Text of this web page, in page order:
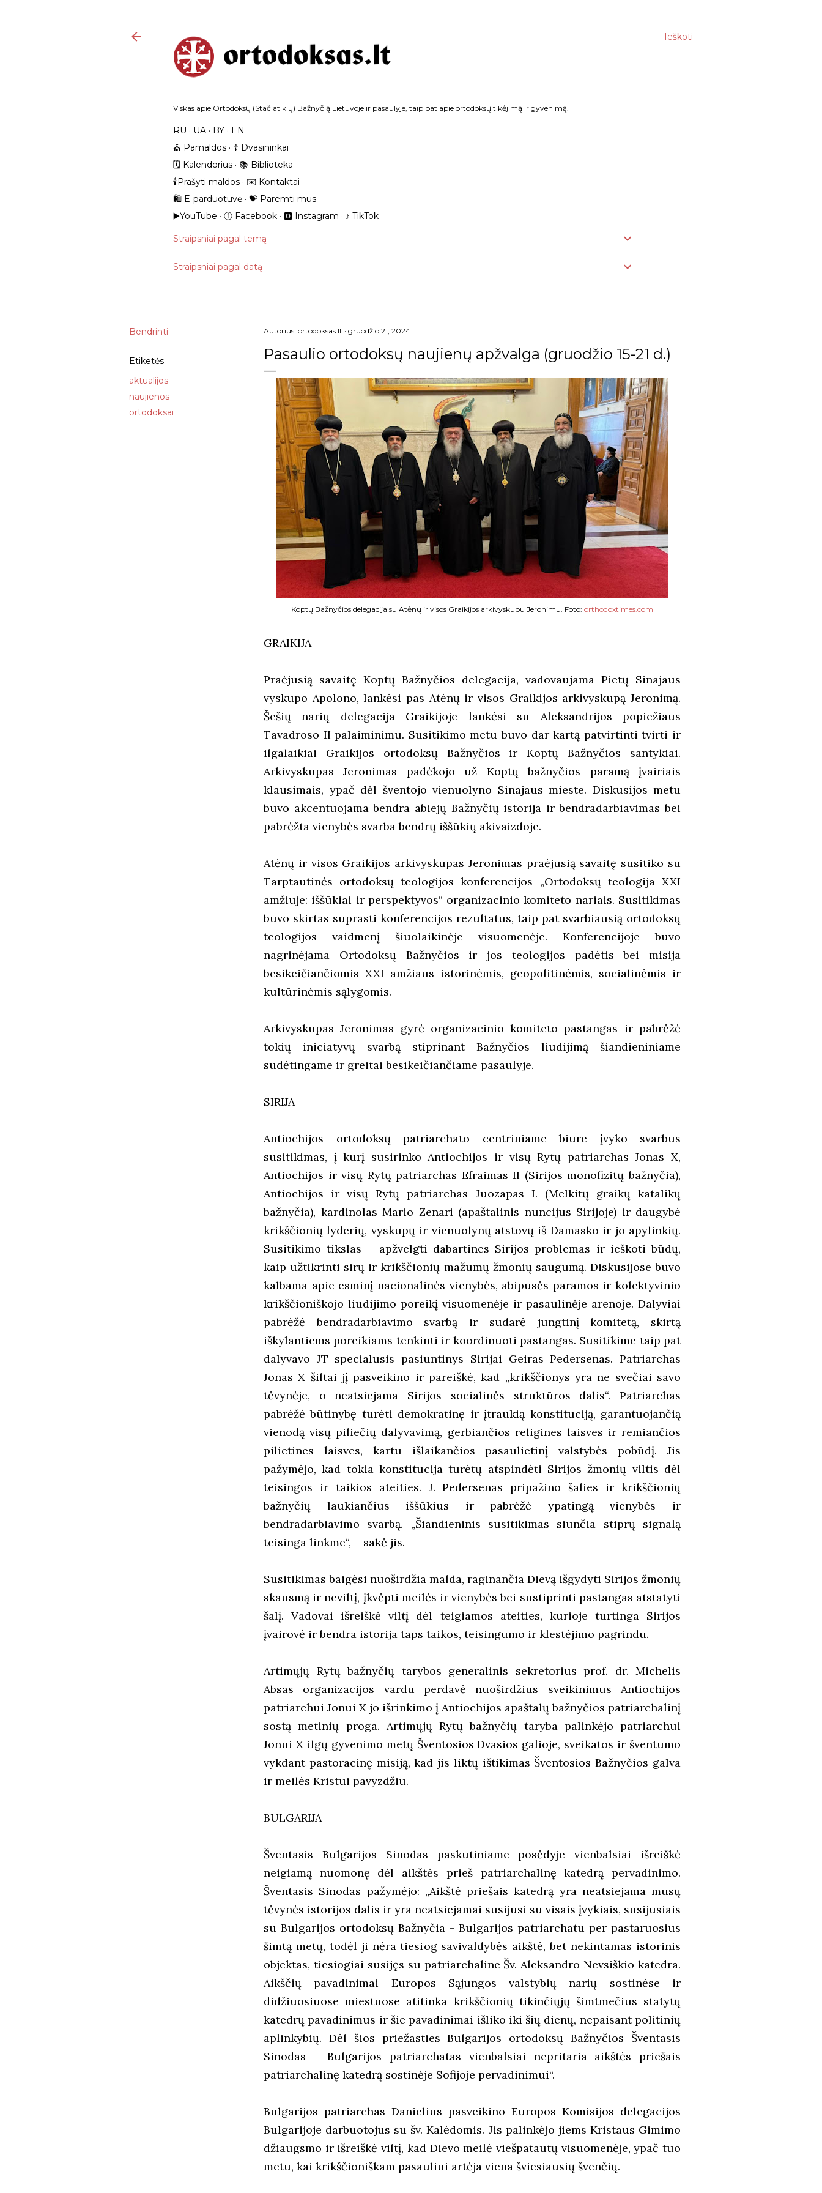
Ieškoti
Viskas apie Ortodoksų (Stačiatikių) Bažnyčią Lietuvoje ir pasaulyje, taip pat apie ortodoksų tikėjimą ir gyvenimą.
RU UA BY
EN
⛪️ Pamaldos
☦️ Dvasininkai
🗓️ Kalendorius
📚 Biblioteka
🕯️Prašyti maldos
✉️ Kontaktai
🛍️ E-parduotuvė
💝 Paremti mus
▶️YouTube
ⓕ Facebook 🅾 Instagram ‎♪ TikTok
Straipsniai pagal temą
Straipsniai pagal datą
Bendrinti
Etiketės
aktualijos
naujienos
ortodoksai
Autorius: ortodoksas.lt gruodžio 21, 2024
Pasaulio ortodoksų naujienų apžvalga (gruodžio 15-21 d.)
Koptų Bažnyčios delegacija su Atėnų ir visos Graikijos arkivyskupu Jeronimu. Foto: orthodoxtimes.com
GRAIKIJA
Praėjusią savaitę Koptų Bažnyčios delegacija, vadovaujama Pietų Sinajaus
vyskupo Apolono, lankėsi pas Atėnų ir visos Graikijos arkivyskupą Jeronimą.
Šešių narių delegacija Graikijoje lankėsi su Aleksandrijos popiežiaus
Tavadroso II palaiminimu. Susitikimo metu buvo dar kartą patvirtinti tvirti ir
ilgalaikiai Graikijos ortodoksų Bažnyčios ir Koptų Bažnyčios santykiai.
Arkivyskupas Jeronimas padėkojo už Koptų bažnyčios paramą įvairiais
klausimais, ypač dėl šventojo vienuolyno Sinajaus mieste. Diskusijos metu
buvo akcentuojama bendra abiejų Bažnyčių istorija ir bendradarbiavimas bei
pabrėžta vienybės svarba bendrų iššūkių akivaizdoje.
Atėnų ir visos Graikijos arkivyskupas Jeronimas praėjusią savaitę susitiko su
Tarptautinės ortodoksų teologijos konferencijos „Ortodoksų teologija XXI
amžiuje: iššūkiai ir perspektyvos“ organizacinio komiteto nariais. Susitikimas
buvo skirtas suprasti konferencijos rezultatus, taip pat svarbiausią ortodoksų
teologijos vaidmenį šiuolaikinėje visuomenėje. Konferencijoje buvo
nagrinėjama Ortodoksų Bažnyčios ir jos teologijos padėtis bei misija
besikeičiančiomis XXI amžiaus istorinėmis, geopolitinėmis, socialinėmis ir
kultūrinėmis sąlygomis.
Arkivyskupas Jeronimas gyrė organizacinio komiteto pastangas ir pabrėžė
tokių iniciatyvų svarbą stiprinant Bažnyčios liudijimą šiandieniniame
sudėtingame ir greitai besikeičiančiame pasaulyje.
SIRIJA
Antiochijos ortodoksų patriarchato centriniame biure įvyko svarbus
susitikimas, į kurį susirinko Antiochijos ir visų Rytų patriarchas Jonas X,
Antiochijos ir visų Rytų patriarchas Efraimas II (Sirijos monofizitų bažnyčia),
Antiochijos ir visų Rytų patriarchas Juozapas I. (Melkitų graikų katalikų
bažnyčia), kardinolas Mario Zenari (apaštalinis nuncijus Sirijoje) ir daugybė
krikščionių lyderių, vyskupų ir vienuolynų atstovų iš Damasko ir jo apylinkių.
Susitikimo tikslas – apžvelgti dabartines Sirijos problemas ir ieškoti būdų,
kaip užtikrinti sirų ir krikščionių mažumų žmonių saugumą. Diskusijose buvo
kalbama apie esminį nacionalinės vienybės, abipusės paramos ir kolektyvinio
krikščioniškojo liudijimo poreikį visuomenėje ir pasaulinėje arenoje. Dalyviai
pabrėžė bendradarbiavimo svarbą ir sudarė jungtinį komitetą, skirtą
iškylantiems poreikiams tenkinti ir koordinuoti pastangas. Susitikime taip pat
dalyvavo JT specialusis pasiuntinys Sirijai Geiras Pedersenas. Patriarchas
Jonas X šiltai jį pasveikino ir pareiškė, kad „krikščionys yra ne svečiai savo
tėvynėje, o neatsiejama Sirijos socialinės struktūros dalis“. Patriarchas
pabrėžė būtinybę turėti demokratinę ir įtraukią konstituciją, garantuojančią
vienodą visų piliečių dalyvavimą, gerbiančios religines laisves ir remiančios
pilietines laisves, kartu išlaikančios pasaulietinį valstybės pobūdį. Jis
pažymėjo, kad tokia konstitucija turėtų atspindėti Sirijos žmonių viltis dėl
teisingos ir taikios ateities. J. Pedersenas pripažino šalies ir krikščionių
bažnyčių laukiančius iššūkius ir pabrėžė ypatingą vienybės ir
bendradarbiavimo svarbą. „Šiandieninis susitikimas siunčia stiprų signalą
teisinga linkme“, – sakė jis.
Susitikimas baigėsi nuoširdžia malda, raginančia Dievą išgydyti Sirijos žmonių
skausmą ir neviltį, įkvėpti meilės ir vienybės bei sustiprinti pastangas atstatyti
šalį. Vadovai išreiškė viltį dėl teigiamos ateities, kurioje turtinga Sirijos
įvairovė ir bendra istorija taps taikos, teisingumo ir klestėjimo pagrindu.
Artimųjų Rytų bažnyčių tarybos generalinis sekretorius prof. dr. Michelis
Absas organizacijos vardu perdavė nuoširdžius sveikinimus Antiochijos
patriarchui Jonui X jo išrinkimo į Antiochijos apaštalų bažnyčios patriarchalinį
sostą metinių proga. Artimųjų Rytų bažnyčių taryba palinkėjo patriarchui
Jonui X ilgų gyvenimo metų Šventosios Dvasios galioje, sveikatos ir šventumo
vykdant pastoracinę misiją, kad jis liktų ištikimas Šventosios Bažnyčios galva
ir meilės Kristui pavyzdžiu.
BULGARIJA
Šventasis Bulgarijos Sinodas paskutiniame posėdyje vienbalsiai išreiškė
neigiamą nuomonę dėl aikštės prieš patriarchalinę katedrą pervadinimo.
Šventasis Sinodas pažymėjo: „Aikštė priešais katedrą yra neatsiejama mūsų
tėvynės istorijos dalis ir yra neatsiejamai susijusi su visais įvykiais, susijusiais
su Bulgarijos ortodoksų Bažnyčia - Bulgarijos patriarchatu per pastaruosius
šimtą metų, todėl ji nėra tiesiog savivaldybės aikštė, bet nekintamas istorinis
objektas, tiesiogiai susijęs su patriarchaline Šv. Aleksandro Nevsiškio katedra.
Aikščių pavadinimai Europos Sąjungos valstybių narių sostinėse ir
didžiuosiuose miestuose atitinka krikščionių tikinčiųjų šimtmečius statytų
katedrų pavadinimus ir šie pavadinimai išliko iki šių dienų, nepaisant politinių
aplinkybių. Dėl šios priežasties Bulgarijos ortodoksų Bažnyčios Šventasis
Sinodas – Bulgarijos patriarchatas vienbalsiai nepritaria aikštės priešais
patriarchalinę katedrą sostinėje Sofijoje pervadinimui“.
Bulgarijos patriarchas Danielius pasveikino Europos Komisijos delegacijos
Bulgarijoje darbuotojus su šv. Kalėdomis. Jis palinkėjo jiems Kristaus Gimimo
džiaugsmo ir išreiškė viltį, kad Dievo meilė viešpatautų visuomenėje, ypač tuo
metu, kai krikščioniškam pasauliui artėja viena šviesiausių švenčių.